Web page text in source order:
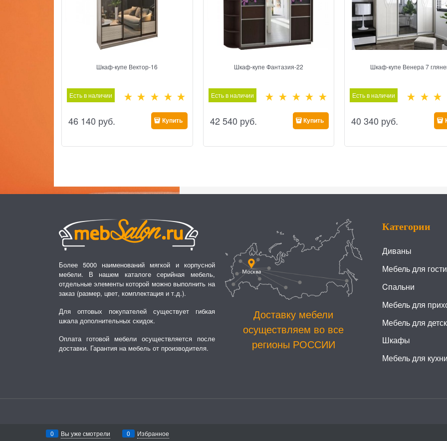
Шкаф-купе Вектор-16
Есть в наличии
46 140 руб. Купить
Шкаф-купе Фантазия-22
Есть в наличии
42 540 руб. Купить
Шкаф-купе Венера 7
Есть в наличии
40 340 руб.
Более 5000 наименований мягкой и корпусной
мебели. В нашем каталоге серийная мебель,
отдельные элементы которой можно выполнить на
заказ (размер, цвет, комплектация и т.д.).
Для оптовых покупателей существует гибкая
шкала дополнительных скидок.
Оплата готовой мебели осуществляется после
доставки. Гарантия на мебель от производителя.
Доставку мебели
осуществляем во все
регионы РОССИИ
Категории
Диваны
Мебель для
Cпальни
Мебель для
Мебель для
Шкафы
Мебель для кухни
0 Вы уже смотрели 0 Избранное